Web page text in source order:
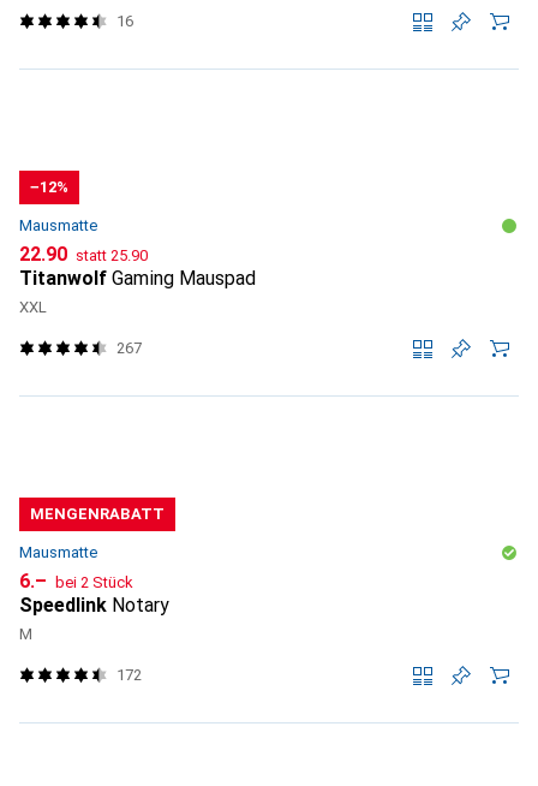
16
−12%
Mausmatte
CHF
22.90 statt CHF
25.90
Titanwolf Gaming Mauspad
XXL
267
MENGENRABATT
Mausmatte
CHF
6.– bei 2 Stück
Speedlink Notary
M
172